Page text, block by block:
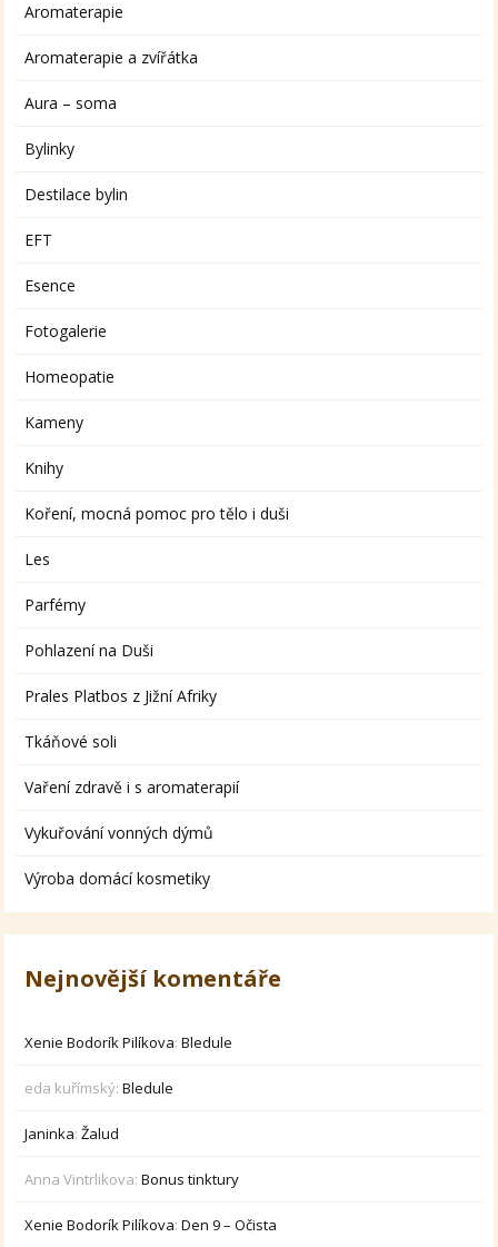
Aromaterapie
Aromaterapie a zvířátka
Aura – soma
Bylinky
Destilace bylin
EFT
Esence
Fotogalerie
Homeopatie
Kameny
Knihy
Koření, mocná pomoc pro tělo i duši
Les
Parfémy
Pohlazení na Duši
Prales Platbos z Jižní Afriky
Tkáňové soli
Vaření zdravě i s aromaterapií
Vykuřování vonných dýmů
Výroba domácí kosmetiky
Nejnovější komentáře
Xenie Bodorík Pilíkova:Bledule
eda kuřímský:Bledule
Janinka:Žalud
Anna Vintrlikova:Bonus tinktury
Xenie Bodorík Pilíkova:Den 9 – Očista